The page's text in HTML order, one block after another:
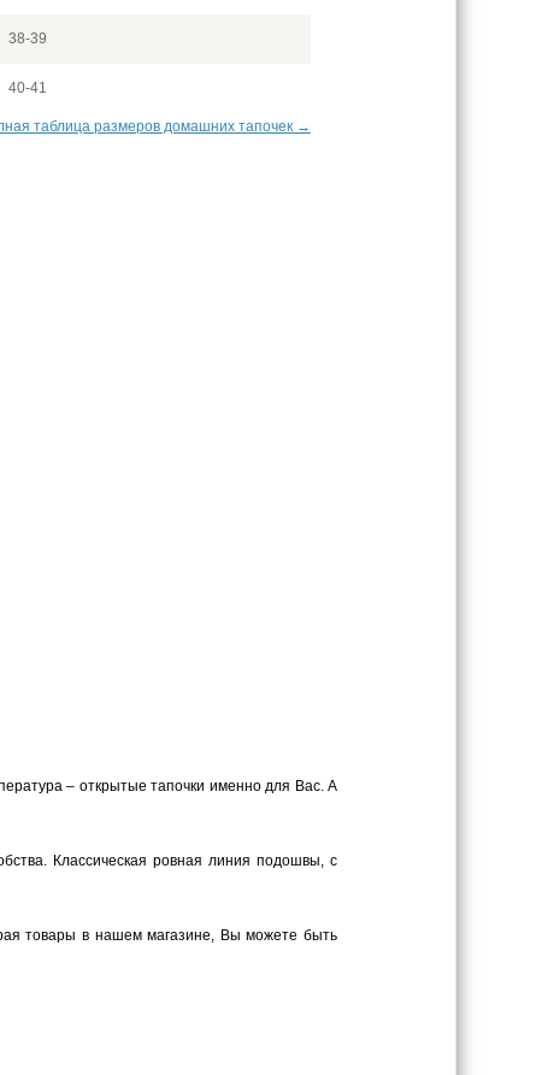
38-39
40-41
таблица размеров домашних тапочек →
– открытые тапочки именно для Вас. А
Классическая ровная линия подошвы, с
товары в нашем магазине, Вы можете быть